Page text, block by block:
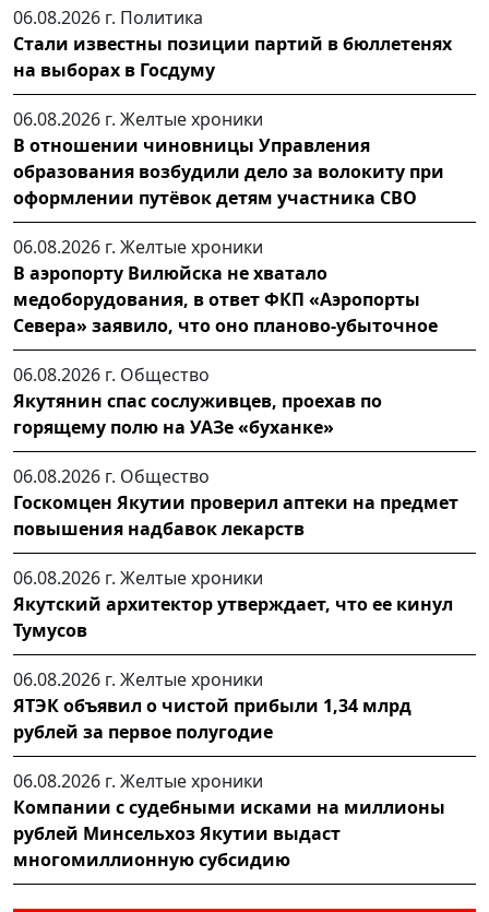
06.08.2026 г. Политика
Стали известны позиции партий в бюллетенях
на выборах в Госдуму
06.08.2026 г. Желтые хроники
В отношении чиновницы Управления
образования возбудили дело за волокиту при
оформлении путёвок детям участника СВО
06.08.2026 г. Желтые хроники
В аэропорту Вилюйска не хватало
медоборудования, в ответ ФКП «Аэропорты
Севера» заявило, что оно планово-убыточное
06.08.2026 г. Общество
Якутянин спас сослуживцев, проехав по
горящему полю на УАЗе «буханке»
06.08.2026 г. Общество
Госкомцен Якутии проверил аптеки на предмет
повышения надбавок лекарств
06.08.2026 г. Желтые хроники
Якутский архитектор утверждает, что ее кинул
Тумусов
06.08.2026 г. Желтые хроники
ЯТЭК объявил о чистой прибыли 1,34 млрд
рублей за первое полугодие
06.08.2026 г. Желтые хроники
Компании с судебными исками на миллионы
рублей Минсельхоз Якутии выдаст
многомиллионную субсидию